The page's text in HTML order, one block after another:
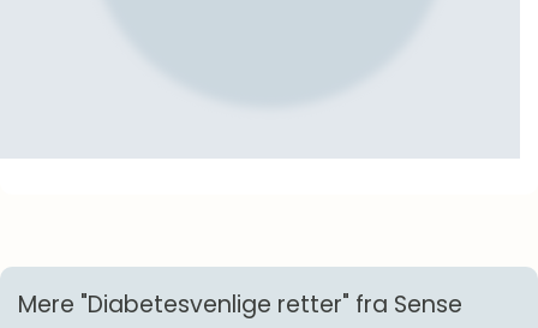
Mere "Diabetesvenlige retter" fra Sense